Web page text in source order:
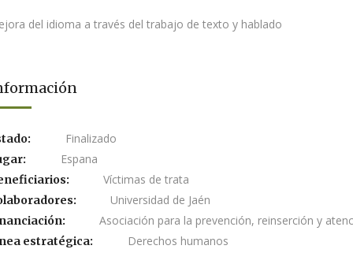
del idioma a través del trabajo de texto y hablado
Finalizado
Espana
Víctimas de trata
Universidad de Jaén
Asociación para la prevención, reinserción y
estratégica: Derechos humanos